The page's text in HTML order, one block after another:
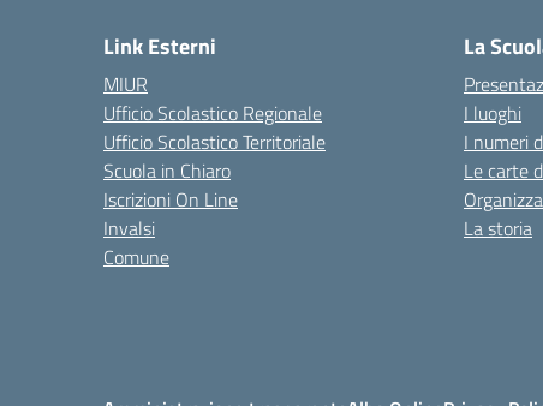
Link Esterni
MIUR
Ufficio Scolastico Regionale
Ufficio Scolastico Territoriale
Scuola in Chiaro
Iscrizioni On Line
Invalsi
Comune
La
I luoghi
I numeri
Le carte
La storia